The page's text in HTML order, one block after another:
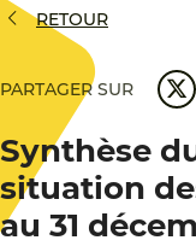
RETOUR
PARTAGER SUR
Synthèse
situation
au 31